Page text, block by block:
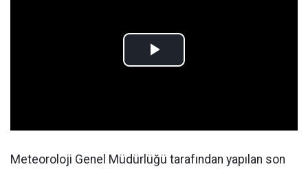
Meteoroloji Genel Müdürlüğü tarafından yapılan son